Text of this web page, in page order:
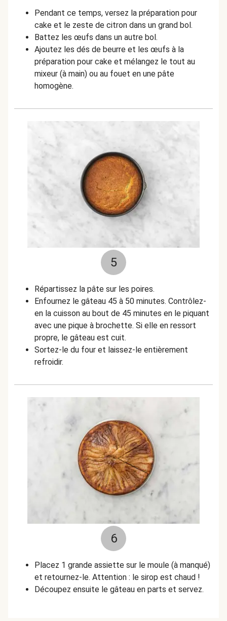
Pendant ce temps, versez la préparation pour
cake et le zeste de citron dans un grand bol.
Battez les œufs dans un autre bol.
Ajoutez les dés de beurre et les œufs à la
préparation pour cake et mélangez le tout au
mixeur (à main) ou au fouet en une pâte
homogène.
5
Répartissez la pâte sur les poires.
Enfournez le gâteau 45 à 50 minutes. Contrôlez-
en la cuisson au bout de 45 minutes en le piquant
avec une pique à brochette. Si elle en ressort
propre, le gâteau est cuit.
Sortez-le du four et laissez-le entièrement
refroidir.
6
Placez 1 grande assiette sur le moule (à manqué)
et retournez-le. Attention : le sirop est chaud !
Découpez ensuite le gâteau en parts et servez.